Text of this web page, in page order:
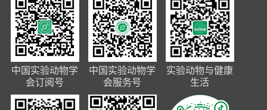
中国实验动物学
会订阅号
中国实验动物学
会服务号
实验动物与健康
生活